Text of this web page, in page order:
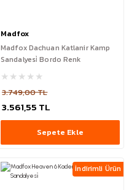
Madfox
Madfox Dachuan Katlanir Kamp
Sandalyesi̇ Bordo Renk
3.749,00 TL
3.561,55 TL
Sepete Ekle
İndirimli Ürün